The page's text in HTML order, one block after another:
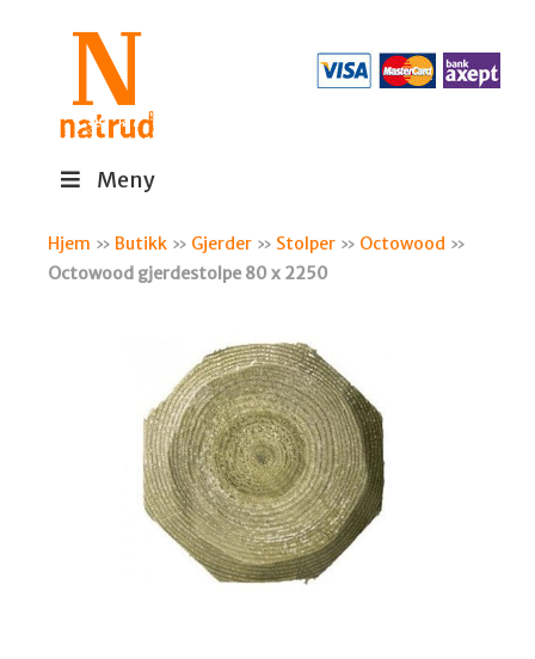
Meny
Hjem » Butikk » Gjerder » Stolper » Octowood »
Octowood gjerdestolpe 80 x 2250